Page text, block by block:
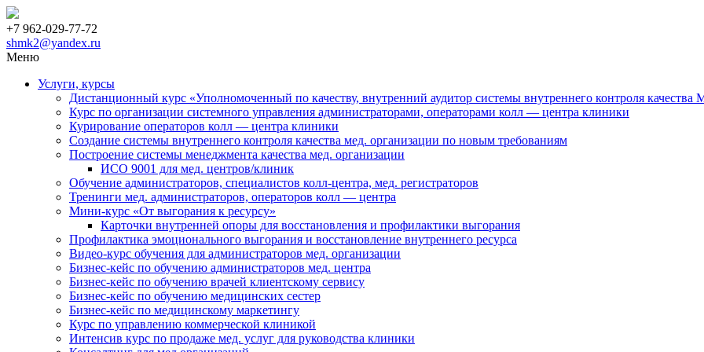
+7 962-029-77-72
shmk2@yandex.ru
Меню
Услуги, курсы
Дистанционный курс «Уполномоченный по качеству, внутренний аудитор системы внутреннего контроля качества
Курс по организации системного управления администраторами, операторами колл — центра клиники
Курирование операторов колл — центра клиники
Создание системы внутреннего контроля качества мед. организации по новым требованиям
Построение системы менеджмента качества мед. организации
ИСО 9001 для мед. центров/клиник
Обучение администраторов, специалистов колл-центра, мед. регистраторов
Тренинги мед. администраторов, операторов колл — центра
Мини-курс «От выгорания к ресурсу»
Карточки внутренней опоры для восстановления и профилактики выгорания
Профилактика эмоционального выгорания и восстановление внутреннего ресурса
Видео-курс обучения для администраторов мед. организации
Бизнес-кейс по обучению администраторов мед. центра
Бизнес-кейс по обучению врачей клиентскому сервису
Бизнес-кейс по обучению медицинских сестер
Бизнес-кейс по медицинскому маркетингу
Курс по управлению коммерческой клиникой
Интенсив курс по продаже мед. услуг для руководства клиники